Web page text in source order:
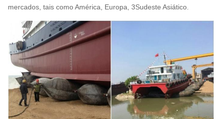
mercados, tais como América, Europa, 3Sudeste Asiático.